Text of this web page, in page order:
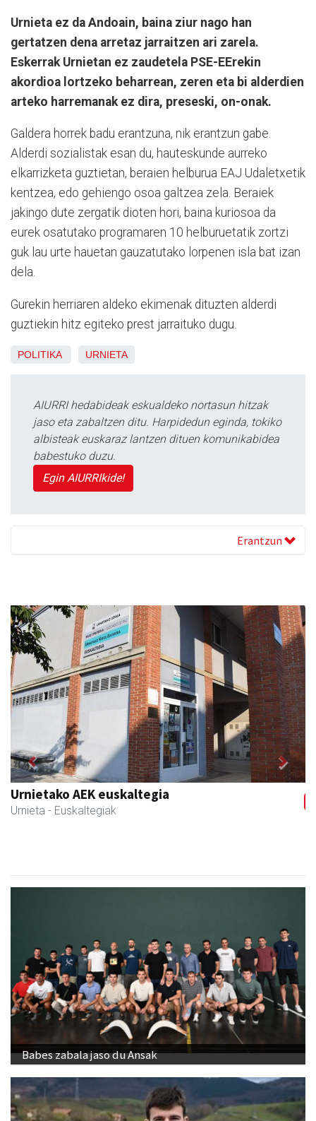
Urnieta ez da Andoain, baina ziur nago han
gertatzen dena arretaz jarraitzen ari zarela.
Eskerrak Urnietan ez zaudetela PSE-EErekin
akordioa lortzeko beharrean, zeren eta bi alderdien
arteko harremanak ez dira, preseski, on-onak.
Galdera horrek badu erantzuna, nik erantzun gabe.
Alderdi sozialistak esan du, hauteskunde aurreko
elkarrizketa guztietan, beraien helburua EAJ Udaletxetik
kentzea, edo gehiengo osoa galtzea zela. Beraiek
jakingo dute zergatik dioten hori, baina kuriosoa da
eurek osatutako programaren 10 helburuetatik zortzi
guk lau urte hauetan gauzatutako lorpenen isla bat izan
dela.
Gurekin herriaren aldeko ekimenak dituzten alderdi
guztiekin hitz egiteko prest jarraituko dugu.
POLITIKA URNIETA
AIURRI hedabideak eskualdeko nortasun hitzak
jaso eta zabaltzen ditu. Harpidedun eginda, tokiko
albisteak euskaraz lantzen dituen komunikabidea
babestuko duzu.
Egin AIURRIkide!
Erantzun
Urnietako AEK euskaltegia
Urnieta - Euskaltegiak
Previous Next
Babes zabala jaso du Ansak